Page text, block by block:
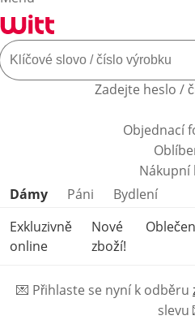
Zadejte heslo /
Objednací
Nákupní
Přeskočit kategorie produktů
Dámy Páni
Bydlení
Exkluzivně
online
Nové
zboží!
💌 Přihlaste se nyní k odběru
slevu